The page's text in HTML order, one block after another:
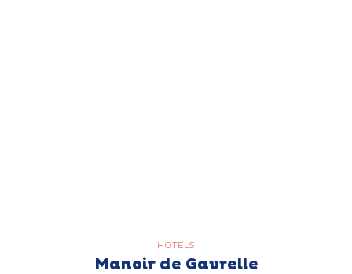
HOTELS
Manoir de Gavrelle